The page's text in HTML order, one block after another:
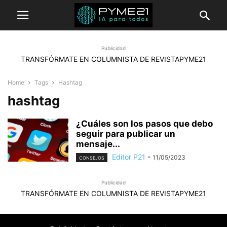
Publicidad
TRANSFÓRMATE EN COLUMNISTA DE REVISTAPYME21
Home Tags Hashtag
hashtag
¿Cuáles son los pasos que debo
seguir para publicar un
mensaje...
CONSEJOS Editor P21 - 11/05/2023
Publicidad
TRANSFÓRMATE EN COLUMNISTA DE REVISTAPYME21